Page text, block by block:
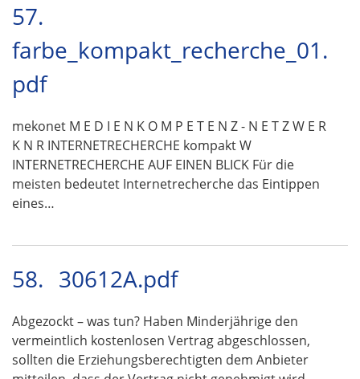
57.
farbe_kompakt_recherche_01.
pdf
mekonet M E D I E N K O M P E T E N Z - N E T Z W E R
K N R INTERNETRECHERCHE kompakt W
INTERNETRECHERCHE AUF EINEN BLICK Für die
meisten bedeutet Internetrecherche das Eintippen
eines…
58. 30612A.pdf
Abgezockt – was tun? Haben Minderjährige den
vermeintlich kostenlosen Vertrag abgeschlossen,
sollten die Erziehungsberechtigten dem Anbieter